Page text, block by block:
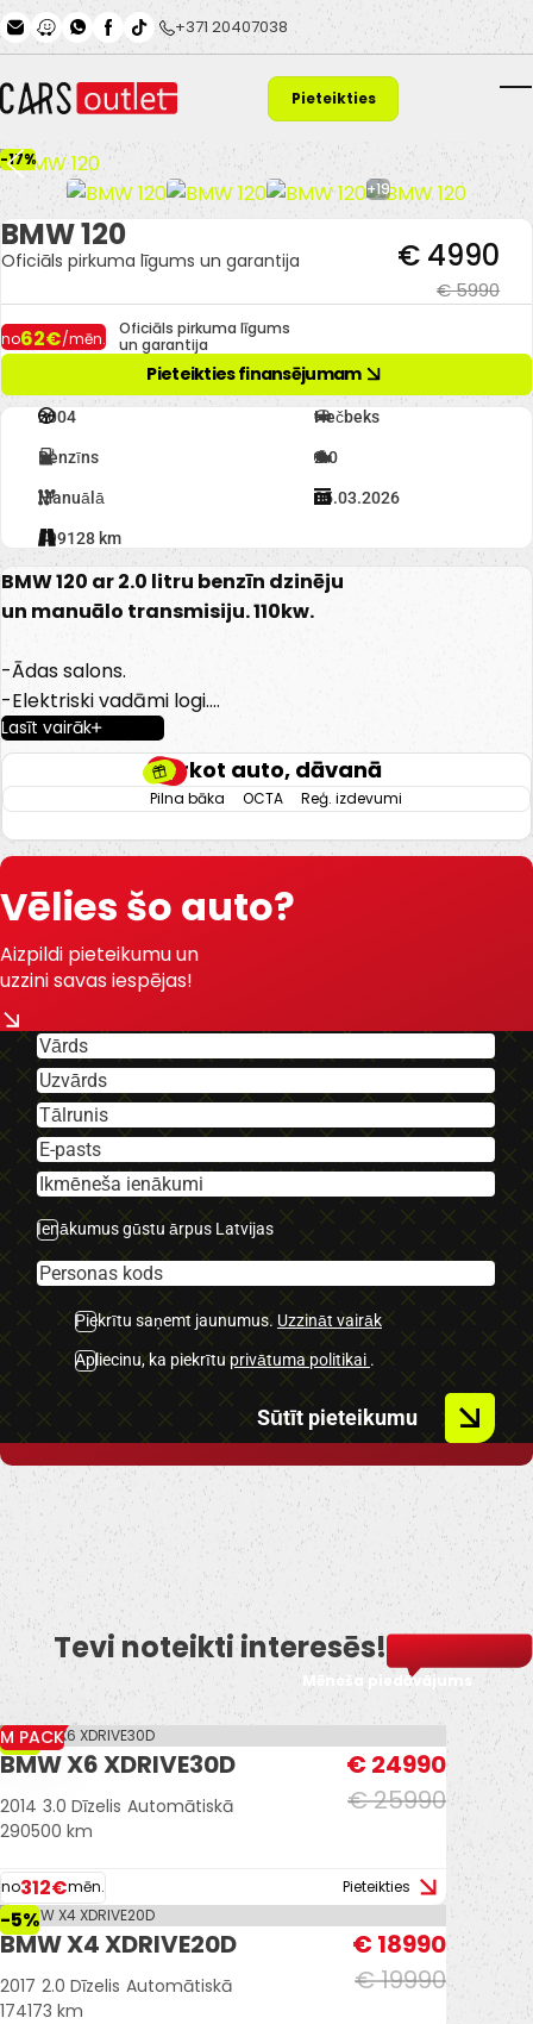
Skip to main content+371 20407038
Pieteikties
finansējumam
-17%
+19
BMW 120
Oficiāls pirkuma līgums un garantija
€ 5990
€ 4990
no62€/mēn.
Oficiāls pirkuma līgums
un garantija
Pieteikties finansējumam
2004 Hečbeks
Benzīns 2.0
Manuālā 05.03.2026
199128 km
Pērkot auto, dāvanā
Reģ. izdevumi
OCTA
Pilna bāka
BMW 120 ar 2.0 litru benzīn dzinēju
un manuālo transmisiju. 110kw.
-Ādas salons.
-Elektriski vadāmi logi.
-Elektriski regulējami spoguļi.
-Gaisa kondicionieris.
-Klimatkontrole.
-Lietus sensors.
-Aizmugurējie parkošanās sensori.
-Miglas lukturi.
-U.C Ekstras
Lasīt vairāk
Vēlies šo auto?
Aizpildi pieteikumu un
uzzini savas iespējas!
Ienākumus gūstu ārpus Latvijas
Piekrītu saņemt jaunumus. Uzzināt vairāk
Apliecinu, ka piekrītu privātuma politikai .
Sūtīt pieteikumu
Tevi noteikti interesēs!
Mēneša piedāvājums
-4%
M PACK
BMW X6 XDRIVE30D
€ 25990
€ 24990
2014 3.0 Dīzelis Automātiskā
290500 km
no312€mēn. Pieteikties
-5%
BMW X4 XDRIVE20D
€ 19990
€ 18990
2017 2.0 Dīzelis Automātiskā
174173 km